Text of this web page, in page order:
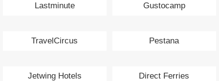
Lastminute Gustocamp
TravelCircus Pestana
Jetwing Hotels Direct Ferries